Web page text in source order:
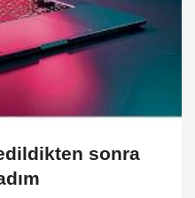
sonra